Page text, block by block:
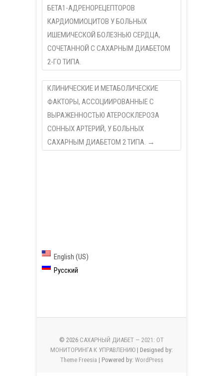
БЕТА1-АДРЕНОРЕЦЕПТОРОВ
КАРДИОМИОЦИТОВ У БОЛЬНЫХ
ИШЕМИЧЕСКОЙ БОЛЕЗНЬЮ СЕРДЦА,
СОЧЕТАННОЙ С САХАРНЫМ ДИАБЕТОМ
2-ГО ТИПА.
КЛИНИЧЕСКИЕ И МЕТАБОЛИЧЕСКИЕ
ФАКТОРЫ, АССОЦИИРОВАННЫЕ С
ВЫРАЖЕННОСТЬЮ АТЕРОСКЛЕРОЗА
СОННЫХ АРТЕРИЙ, У БОЛЬНЫХ
СAХАРНЫМ ДИАБЕТОМ 2 ТИПА. →
English (US)
Русский
© 2026 САХАРНЫЙ ДИАБЕТ — 2021: ОТ
МОНИТОРИНГА К УПРАВЛЕНИЮ | Designed by:
Theme Freesia | Powered by: WordPress